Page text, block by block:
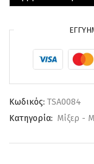
Κωδικός: TSA0084
Κατηγορία: Μίξερ -